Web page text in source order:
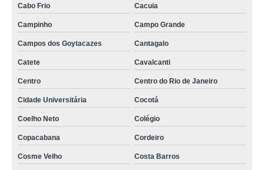
Cabo Frio Cacuia
Campinho Campo Grande
Campos dos Goytacazes Cantagalo
Catete Cavalcanti
Centro Centro do Rio de Janeiro
Cidade Universitária Cocotá
Coelho Neto Colégio
Copacabana Cordeiro
Cosme Velho Costa Barros